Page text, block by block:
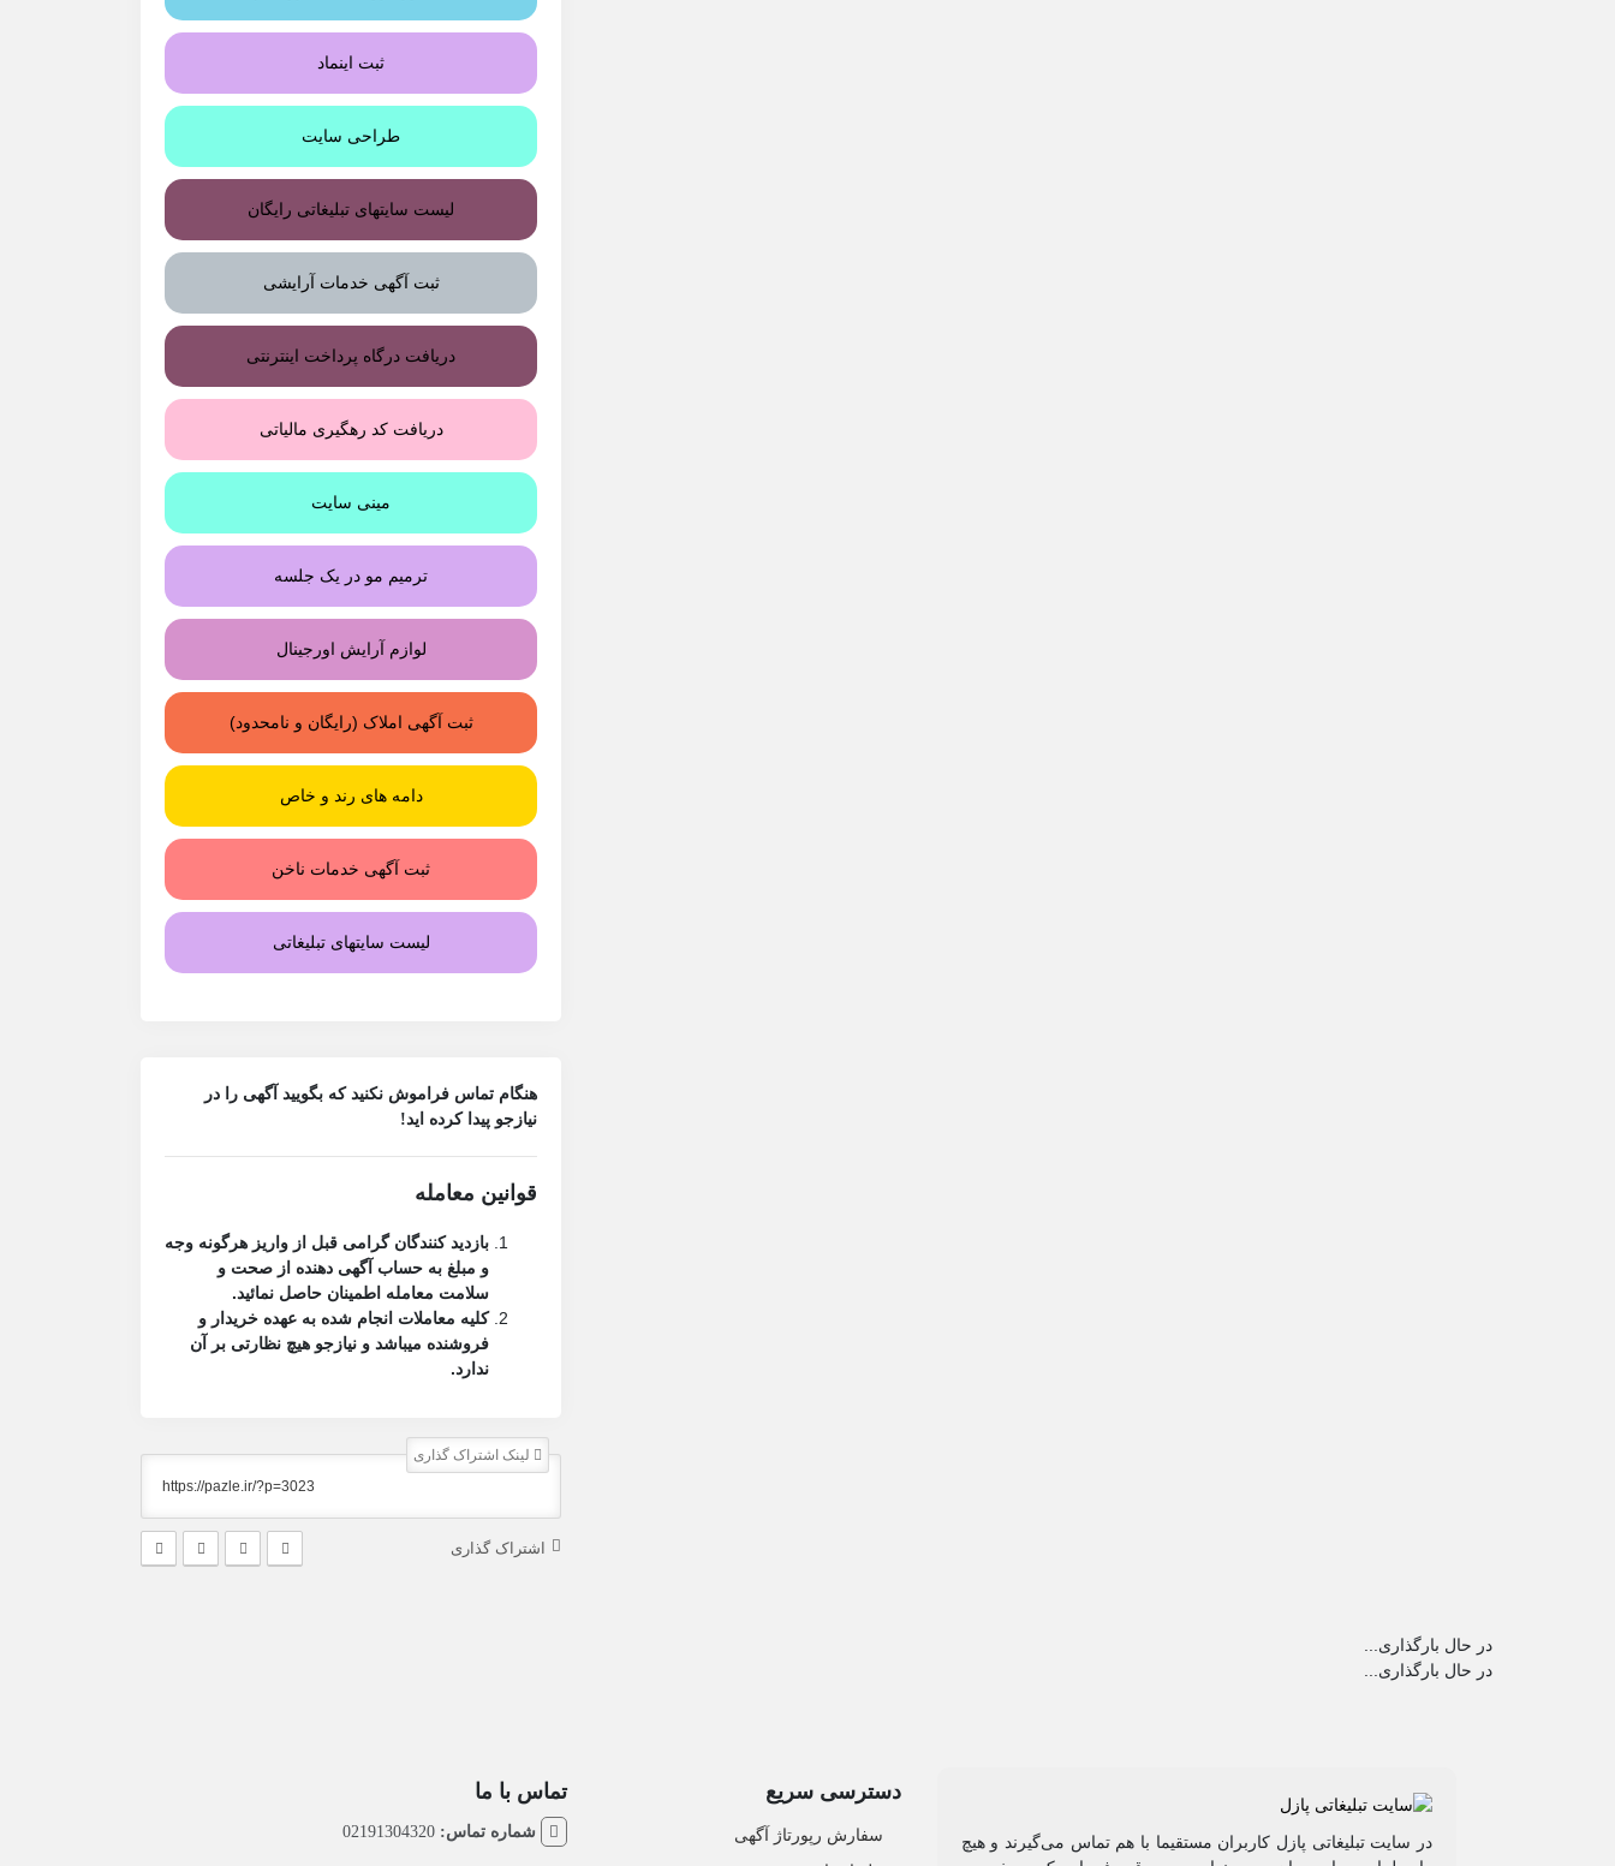
ثبت اینماد
طراحی سایت
لیست سایتهای تبلیغاتی رایگان
ثبت آگهی خدمات آرایشی
دریافت درگاه پرداخت اینترنتی
دریافت کد رهگیری مالیاتی
مینی سایت
ترمیم مو در یک جلسه
لوازم آرایش اورجینال
ثبت آگهی املاک (رایگان و نامحدود)
دامه های رند و خاص
ثبت آگهی خدمات ناخن
لیست سایتهای تبلیغاتی
هنگام تماس فراموش نکنید که بگویید آگهی را در
نیازجو پیدا کرده اید!
قوانین معامله
بازدید کنندگان گرامی قبل از واریز هرگونه وجه
و مبلغ به حساب آگهی دهنده از صحت و
سلامت معامله اطمینان حاصل نمائید.
کلیه معاملات انجام شده به عهده خریدار و
فروشنده میباشد و نیازجو هیچ نظارتی بر آن
ندارد.
لینک اشتراک گذاری
اشتراک گذاری
در حال بارگذاری...
در حال بارگذاری...
در سایت تبلیغاتی پازل کاربران مستقیما با هم تماس می‌گیرند و هیچ
دسترسی سریع
سفارش رپورتاژ آگهی
تماس با ما
شماره تماس: 02191304320